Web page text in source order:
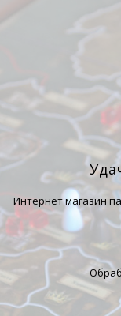
Интернет магазин